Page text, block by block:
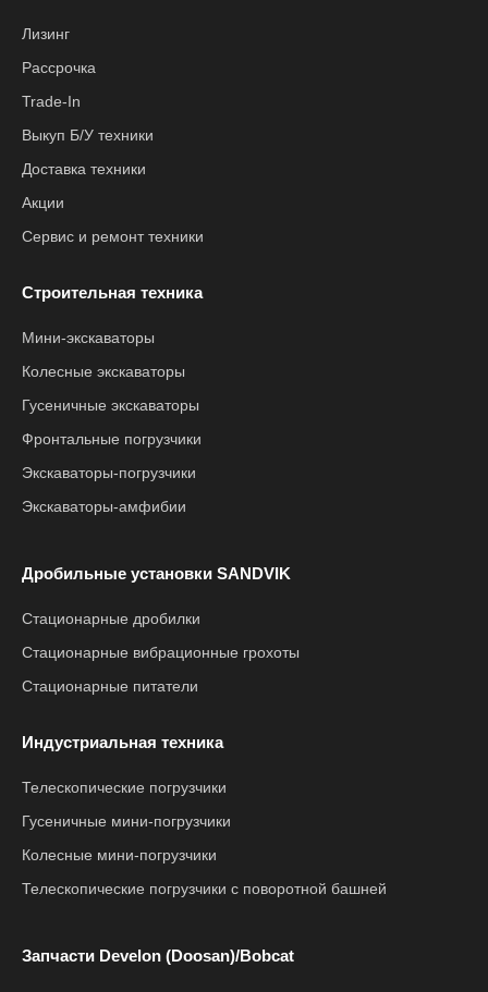
Лизинг
Рассрочка
Trade-In
Выкуп Б/У техники
Доставка техники
Акции
Сервис и ремонт техники
Строительная техника
Мини-экскаваторы
Колесные экскаваторы
Гусеничные экскаваторы
Фронтальные погрузчики
Экскаваторы-погрузчики
Экскаваторы-амфибии
Дробильные установки SANDVIK
Стационарные дробилки
Стационарные вибрационные грохоты
Стационарные питатели
Индустриальная техника
Телескопические погрузчики
Гусеничные мини-погрузчики
Колесные мини-погрузчики
Телескопические погрузчики с поворотной башней
Запчасти Develon (Doosan)/Bobcat